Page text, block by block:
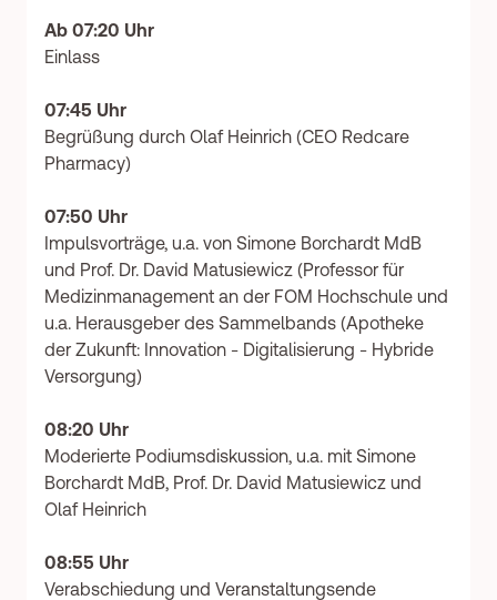
Ab 07:20 Uhr
Einlass
07:45 Uhr
Begrüßung durch Olaf Heinrich (CEO Redcare
Pharmacy)
07:50 Uhr
Impulsvorträge, u.a. von Simone Borchardt MdB
und Prof. Dr. David Matusiewicz (Professor für
Medizinmanagement an der FOM Hochschule und
u.a. Herausgeber des Sammelbands (Apotheke
der Zukunft: Innovation - Digitalisierung - Hybride
Versorgung)
08:20 Uhr
Moderierte Podiumsdiskussion, u.a. mit Simone
Borchardt MdB, Prof. Dr. David Matusiewicz und
Olaf Heinrich
08:55 Uhr
Verabschiedung und Veranstaltungsende